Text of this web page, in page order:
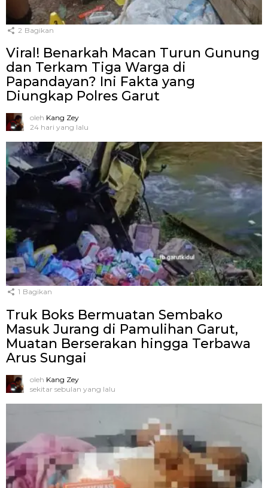
2 Bagikan
Viral! Benarkah Macan Turun Gunung
dan Terkam Tiga Warga di
Papandayan? Ini Fakta yang
Diungkap Polres Garut
oleh Kang Zey
24 hari yang lalu
1 Bagikan
Truk Boks Bermuatan Sembako
Masuk Jurang di Pamulihan Garut,
Muatan Berserakan hingga Terbawa
Arus Sungai
oleh Kang Zey
sekitar sebulan yang lalu